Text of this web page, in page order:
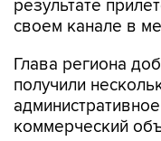
Глава региона
коммерческий
Белгород